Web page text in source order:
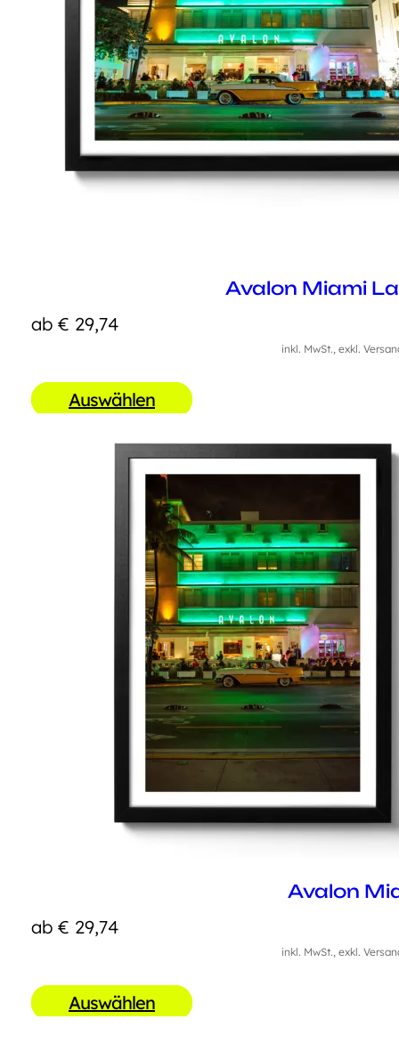
Avalon Miami
ab € 29,74
inkl. MwSt., exkl.
Auswählen
Avalon
ab € 29,74
inkl. MwSt., exkl.
Auswählen